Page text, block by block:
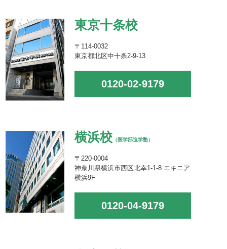
東京十条校
〒114-0032
東京都北区中十条2-9-13
0120-02-9179
横浜校 （医学部進学塾）
〒220-0004
神奈川県横浜市西区北幸1-1-8 エキニア
横浜9F
0120-04-9179